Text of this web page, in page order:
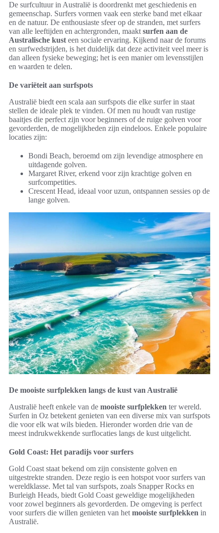
De surfcultuur in Australië is doordrenkt met geschiedenis en
gemeenschap. Surfers vormen vaak een sterke band met elkaar
en de natuur. De enthousiaste sfeer op de stranden, met surfers
van alle leeftijden en achtergronden, maakt surfen aan de
Australische kust een sociale ervaring. Kijkend naar de forums
en surfwedstrijden, is het duidelijk dat deze activiteit veel meer is
dan alleen fysieke beweging; het is een manier om levensstijlen
en waarden te delen.
De variëteit aan surfspots
Australië biedt een scala aan surfspots die elke surfer in staat
stellen de ideale plek te vinden. Of men nu houdt van rustige
baaitjes die perfect zijn voor beginners of de ruige golven voor
gevorderden, de mogelijkheden zijn eindeloos. Enkele populaire
locaties zijn:
Bondi Beach, beroemd om zijn levendige atmosphere en
uitdagende golven.
Margaret River, erkend voor zijn krachtige golven en
surfcompetities.
Crescent Head, ideaal voor uzun, ontspannen sessies op de
lange golven.
De mooiste surfplekken langs de kust van Australië
Australië heeft enkele van de mooiste surfplekken ter wereld.
Surfen in Oz betekent genieten van een diverse mix van surfspots
die voor elk wat wils bieden. Hieronder worden drie van de
meest indrukwekkende surflocaties langs de kust uitgelicht.
Gold Coast: Het paradijs voor surfers
Gold Coast staat bekend om zijn consistente golven en
uitgestrekte stranden. Deze regio is een hotspot voor surfers van
wereldklasse. Met tal van surfspots, zoals Snapper Rocks en
Burleigh Heads, biedt Gold Coast geweldige mogelijkheden
voor zowel beginners als gevorderden. De omgeving is perfect
voor surfers die willen genieten van het mooiste surfplekken in
Australië.